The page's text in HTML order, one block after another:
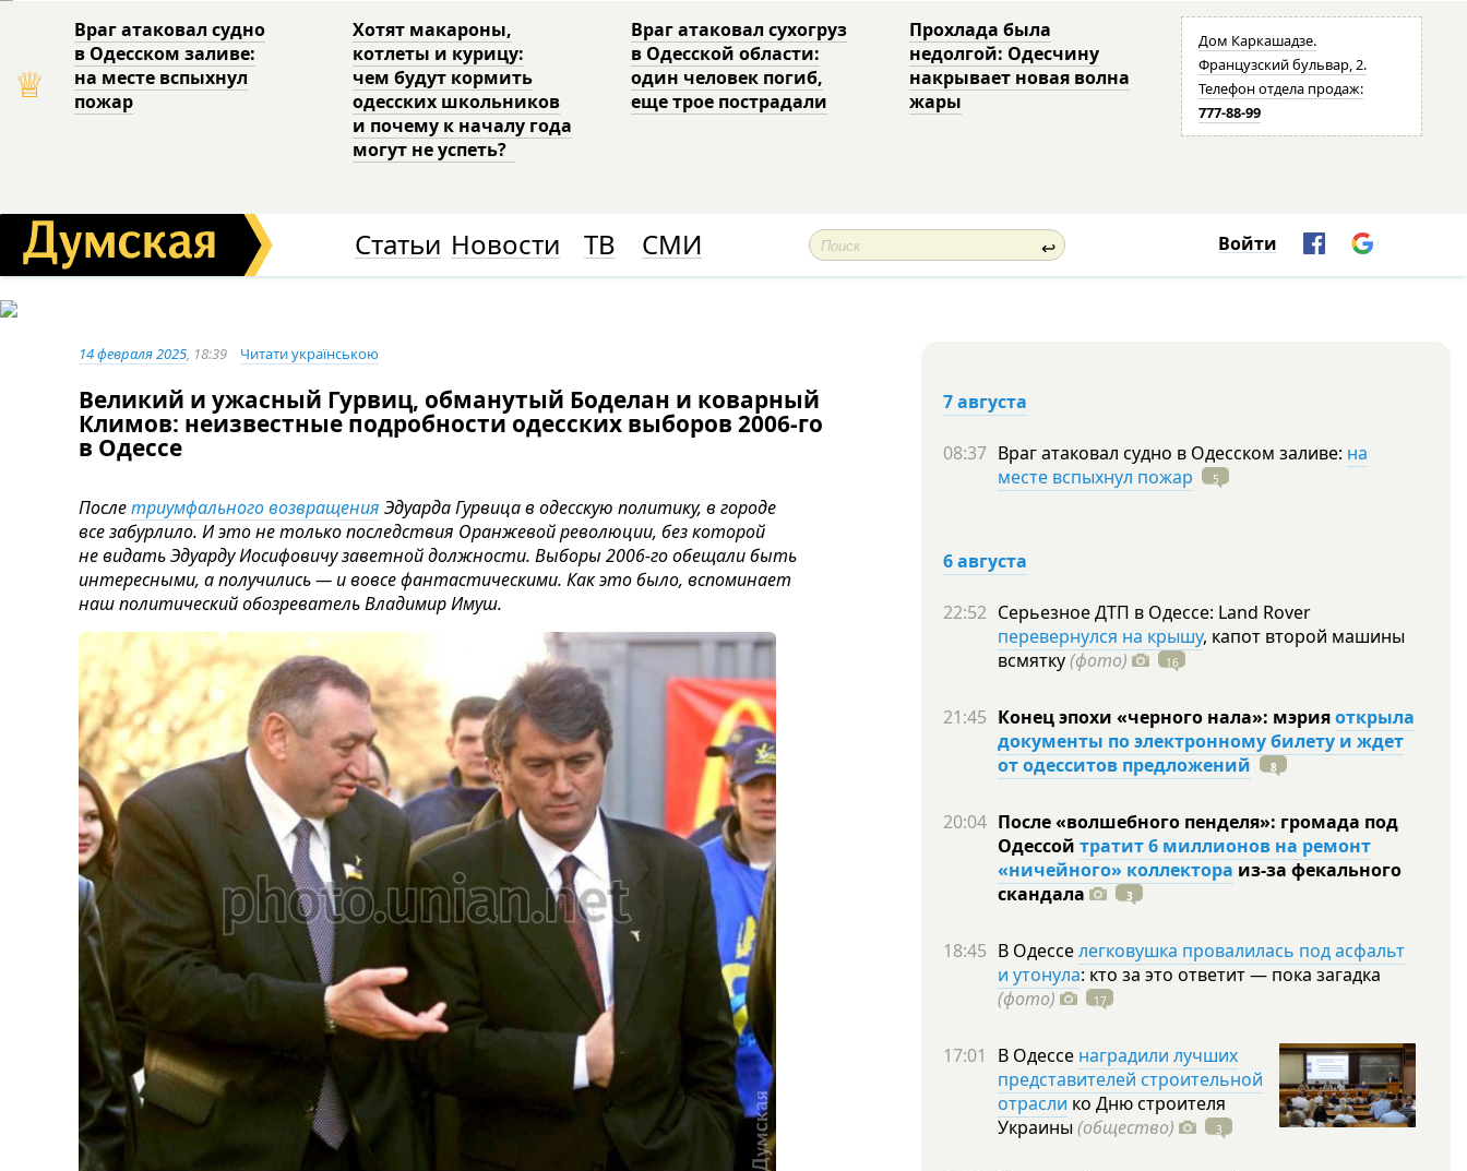
♕
Враг атаковал судно
в Одесском заливе:
на месте вспыхнул
пожар
Хотят макароны,
котлеты и курицу:
чем будут кормить
одесских школьников
и почему к началу года
могут не успеть?
Враг атаковал сухогруз
в Одесской области:
один человек погиб,
еще трое пострадали
Прохлада была
недолгой: Одесчину
накрывает новая волна
жары
Дом Каркашадзе.
Французский бульвар, 2.
Телефон отдела продаж:
777-88-99
Статьи Новости ТВ СМИ ↩ Войти
14 февраля 2025, 18:39 Читати українською
Великий и ужасный Гурвиц, обманутый Боделан и коварный
Климов: неизвестные подробности одесских выборов 2006-го
в Одессе
Послетриумфального возвращения Эдуарда Гурвица в одесскую политику, в городе
все забурлило. И это не только последствия Оранжевой революции, без которой
не видать Эдуарду Иосифовичу заветной должности. Выборы 2006-го обещали быть
интересными, а получились — и вовсе фантастическими. Как это было, вспоминает
наш политический обозреватель Владимир Имуш.
7 августа
08:37 Враг атаковал судно в Одесском заливе: на
месте вспыхнул пожар
5
6 августа
22:52 Серьезное ДТП в Одессе: Land Rover
перевернулся на крышу, капот второй машины
всмятку(фото) 16
21:45 Конец эпохи «черного нала»: мэрияоткрыла
документы по электронному билету и ждет
от одесситов предложений
8
20:04 После «волшебного пенделя»: громада под
Одессой тратит 6 миллионов на ремонт
«ничейного» коллектора из-за фекального
скандала
3
18:45 В Одесселегковушка провалилась под асфальт
и утонула: кто за это ответит — пока загадка
(фото)
17
17:01 В Одессе наградили лучших
представителей строительной
отрасли ко Дню строителя
Украины (общество) 3